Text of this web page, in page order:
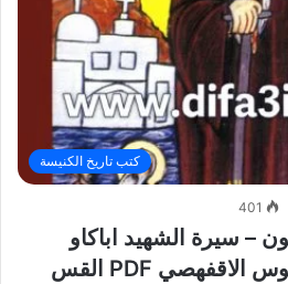
كتب تاريخ الكنيسة
401
– سيرة الشهيد اباكاو
الفيومي للقديس يوليوس الاقفهصي PDF القس